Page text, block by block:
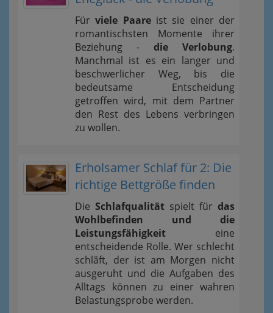
Fürviele Paareist sie einer der
romantischsten Momente ihrer
Beziehung - die Verlobung.
Manchmal ist es ein langer und
beschwerlicher Weg, bis die
bedeutsame Entscheidung
getroffen wird, mit dem Partner
den Rest des Lebens verbringen
zu wollen.
Erholsamer Schlaf für 2: Die
richtige Bettgröße finden
Die Schlafqualität spielt für das
Wohlbefinden und die
Leistungsfähigkeit eine
entscheidende Rolle. Wer schlecht
schläft, der ist am Morgen nicht
ausgeruht und die Aufgaben des
Alltags können zu einer wahren
Belastungsprobe werden.